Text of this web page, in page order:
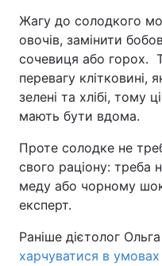
Жагу до солодкого
овочів, замінити
сочевиця або горох.
перевагу клітковині,
зелені та хлібі, тому
мають бути вдома.
Проте солодке не
свого раціону: треба
меду або чорному
експерт.
Раніше дієтолог
харчуватися в умовах